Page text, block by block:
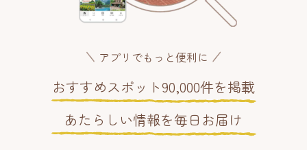
アプリでもっと便利に
おすすめスポット90,000件を掲載
あたらしい情報を毎日お届け